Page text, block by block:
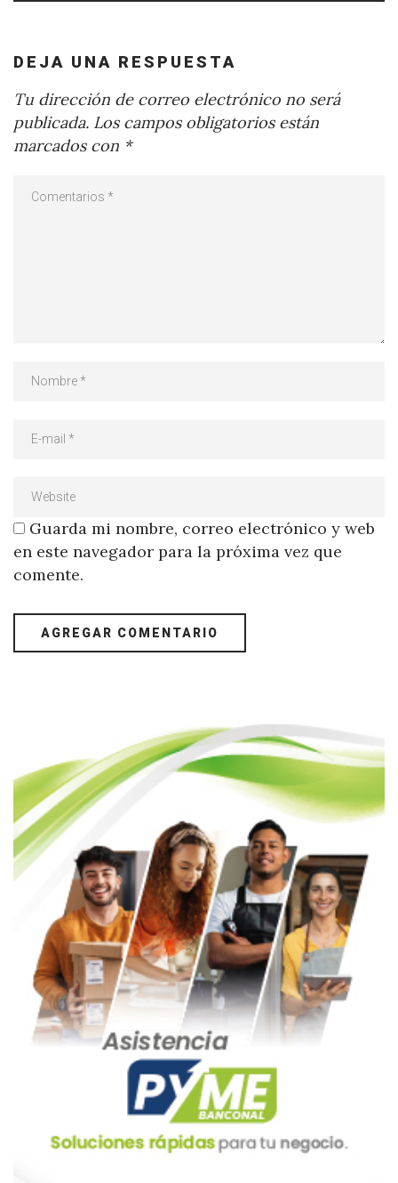
DEJA UNA RESPUESTA
Tu dirección de correo electrónico no será
publicada. Los campos obligatorios están
marcados con *
Guarda mi nombre, correo electrónico y web
en este navegador para la próxima vez que
comente.